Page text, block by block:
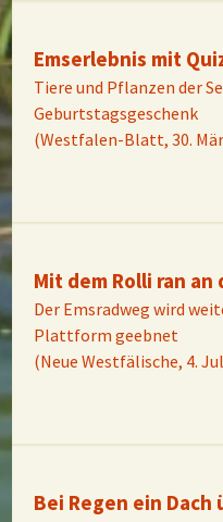
Emserlebnis mit
Tiere und Pflanzen der
Geburtstagsgeschenk
(Westfalen-Blatt, 30.
Mit dem Rolli ran an
Der Emsradweg wird
Plattform geebnet
(Neue Westfälische, 4.
Bei Regen ein Dach